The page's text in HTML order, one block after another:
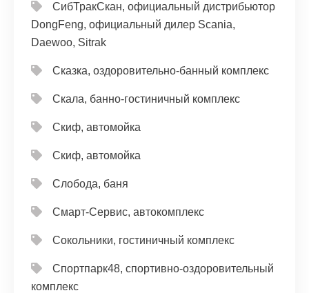
СибТракСкан, официальный дистрибьютор
DongFeng, официальный дилер Scania,
Daewoo, Sitrak
Сказка, оздоровительно-банный комплекс
Скала, банно-гостиничный комплекс
Скиф, автомойка
Скиф, автомойка
Слобода, баня
Смарт-Сервис, автокомплекс
Сокольники, гостиничный комплекс
Спортпарк48, спортивно-оздоровительный
комплекс